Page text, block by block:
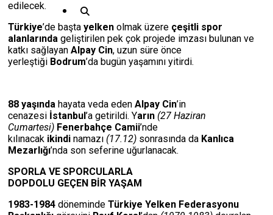
edilecek.
Türkiye’de başta yelken olmak üzere çeşitli spor
alanlarında geliştirilen pek çok projede imzası bulunan ve
katkı sağlayan Alpay Cin, uzun süre önce
yerleştiği Bodrum’da bugün yaşamını yitirdi.
88 yaşında hayata veda eden Alpay Cin’in
cenazesi İstanbul’a getirildi. Yarın (27 Haziran
Cumartesi) Fenerbahçe Camii’nde
kılınacak ikindi namazı (17.12) sonrasında da Kanlıca
Mezarlığı’nda son seferine uğurlanacak.
SPORLA VE SPORCULARLA
DOPDOLU GEÇEN BİR YAŞAM
1983-1984 döneminde Türkiye Yelken Federasyonu